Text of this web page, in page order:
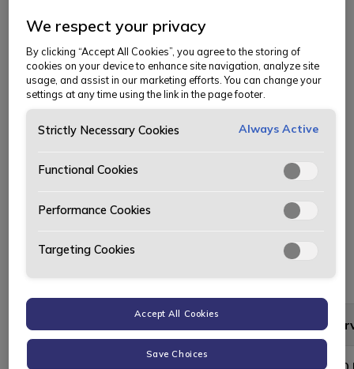
Mercedes-Benz anbefaler skift av bremsevæske
annethvert år.
I tillegg til A- eller B-servicen kan bilen din ha behov
for ytterligere serviceoperasjoner.
Mercedes-Benz personbiler service -
over 5 år:
A-
We respect your privacy
By clicking “Accept All Cookies”, you agree to the storing of
cookies on your device to enhance site navigation, analyze site
usage, and assist in our marketing efforts. You can change your
settings at any time using the link in the page footer.
Strictly Necessary Cookies Always Active
Functional Cookies
Performance Cookies
Targeting Cookies
Accept All Cookies
Save Choices